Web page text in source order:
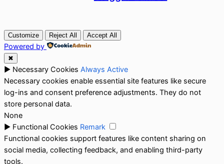
Customize Reject All Accept All
Powered by
✖
► Necessary Cookies Always Active
Necessary cookies enable essential site features like secure
log-ins and consent preference adjustments. They do not
store personal data.
None
► Functional Cookies Remark
Functional cookies support features like content sharing on
social media, collecting feedback, and enabling third-party
tools.